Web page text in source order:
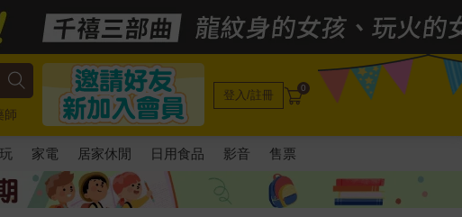
師
登入/註冊 0
家電 居家休閒 日用食品 影音 售票